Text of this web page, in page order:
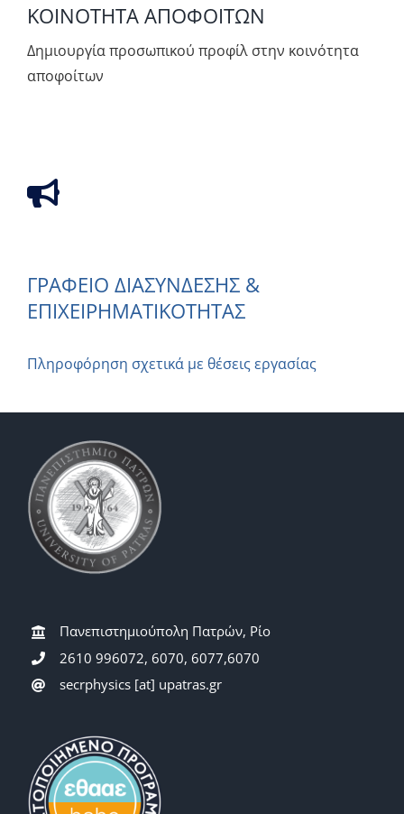
ΚΟΙΝΟΤΗΤΑ ΑΠΟΦΟΙΤΩΝ
Δημιουργία προσωπικού προφίλ στην κοινότητα
αποφοίτων
ΓΡΑΦΕΊΟ ΔΙΑΣΎΝΔΕΣΗΣ &
ΕΠΙΧΕΙΡΗΜΑΤΙΚΌΤΗΤΑΣ
Πληροφόρηση σχετικά με θέσεις εργασίας
Πανεπιστημιούπολη Πατρών, Ρίο
2610 996072, 6070, 6077,6070
secrphysics [at] upatras.gr